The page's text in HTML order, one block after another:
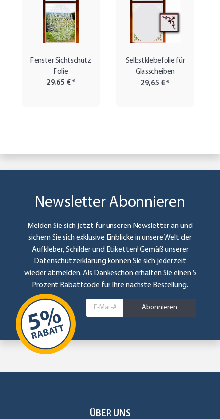
Fenster Sichtschutz
Folie
29,65 €*
Selbstklebefolie für
Glasscheiben
29,65 €*
Newsletter Abonnieren
Melden Sie sich jetzt für unseren Newsletter an und
sichern Sie sich exklusive Einblicke in unsere Welt der
Aufkleber, Schilder und Etiketten! Gemäß unserer
Datenschutzerklärung können Sie sich jederzeit
wieder abmelden. Als Dankeschön erhalten Sie einen 5
Prozent Rabattcode für Ihre nächste Bestellung.
Abonnieren
ÜBER UNS